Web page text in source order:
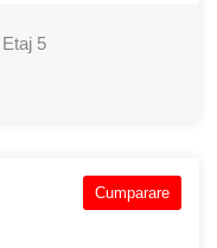
Etaj 5
Cumparare